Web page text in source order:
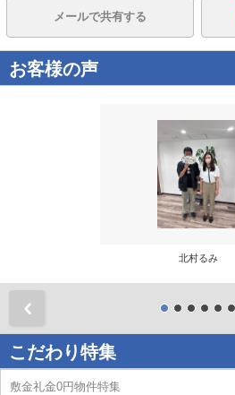
メールで共有する
お客様の声
北村るみ
こだわり特集
敷金礼金0円物件特集